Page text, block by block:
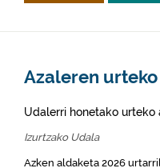
Azaleren
Udalerri honetako urteko
Izurtzako Udala
Azken aldaketa 2026